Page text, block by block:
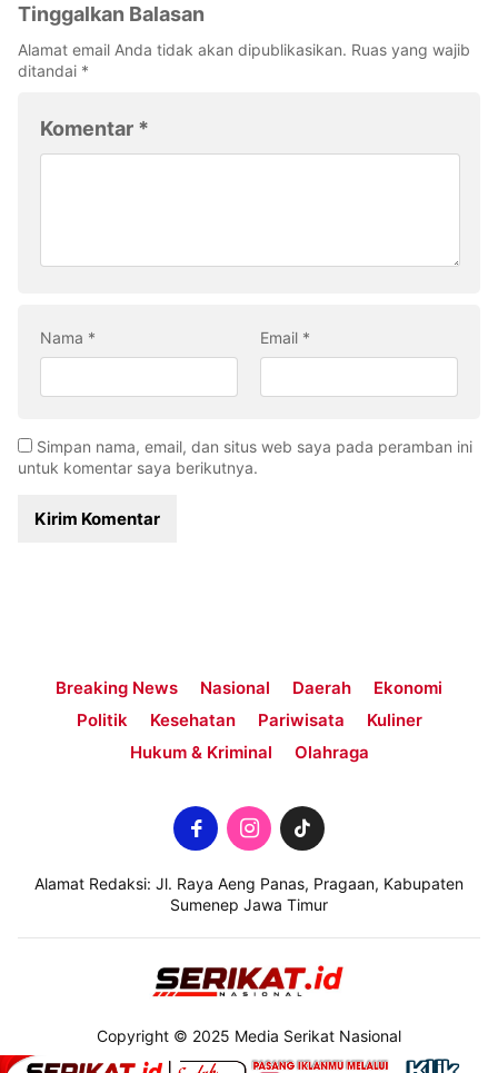
Tinggalkan Balasan
Alamat email Anda tidak akan dipublikasikan. Ruas yang wajib
ditandai *
Komentar *
Nama * Email *
Simpan nama, email, dan situs web saya pada peramban ini
untuk komentar saya berikutnya.
Breaking News Nasional Daerah
Ekonomi
Politik
Kesehatan Pariwisata
Kuliner
Hukum & Kriminal
Olahraga
Alamat Redaksi: Jl. Raya Aeng Panas, Pragaan, Kabupaten
Sumenep Jawa Timur
Copyright © 2025 Media Serikat Nasional